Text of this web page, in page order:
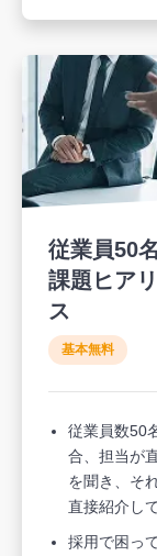
従業員50
課題ヒア
ス
基本無料
従業員数50
合、担当が
を聞き、そ
直接紹介し
採用で困っ